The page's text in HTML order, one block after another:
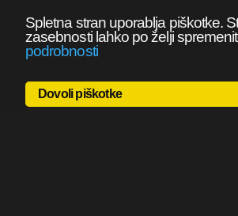
Spletna stran uporablja piškotke.
zasebnosti lahko po želji
podrobnosti
Dovoli piškotke